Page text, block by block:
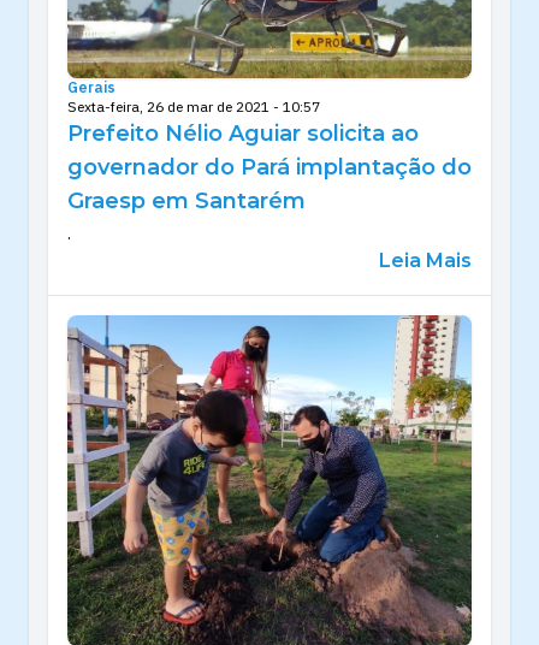
Gerais
Sexta-feira, 26 de mar de 2021 - 10:57
Prefeito Nélio Aguiar solicita ao
governador do Pará implantação do
Graesp em Santarém
.
Leia Mais